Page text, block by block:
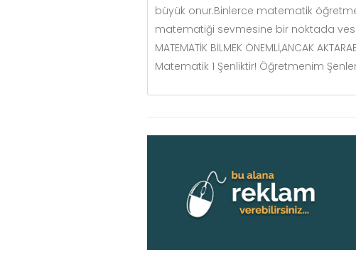
büyük onur.Binlerce matematik
matematiği sevmesine bir noktada
MATEMATİK BİLMEK ÖNEMLİ,ANCAK
Matematik 1 Şenliktir! Öğretmenim